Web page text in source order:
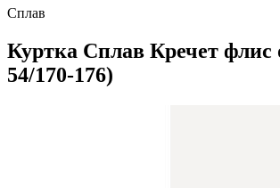
Сплав
Куртка Сплав Кречет флис
54/170-176)